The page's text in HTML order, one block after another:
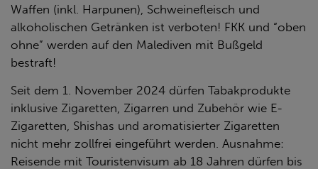
Waffen (inkl. Harpunen), Schweinefleisch und
alkoholischen Getränken ist verboten! FKK und “oben
ohne” werden auf den Malediven mit Bußgeld
bestraft!
Seit dem 1. November 2024 dürfen Tabakprodukte
inklusive Zigaretten, Zigarren und Zubehör wie E-
Zigaretten, Shishas und aromatisierter Zigaretten
nicht mehr zollfrei eingeführt werden. Ausnahme:
Reisende mit Touristenvisum ab 18 Jahren dürfen bis